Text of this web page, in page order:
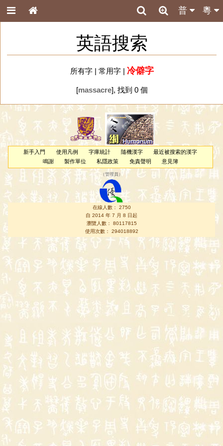
粵
普
英語搜索
所有字| 常用字| 冷僻字
[massacre], 找到 0 個
新手入門 使用凡例 字庫統計 隨機漢字
最近被搜索的漢字
鳴謝
製作單位 私隱政策 免責聲明 意見簿
（管理員 ）
在線人數： 2750
自 2014 年 7 月 8 日起
瀏覽人數： 80117815
使用次數： 294018892